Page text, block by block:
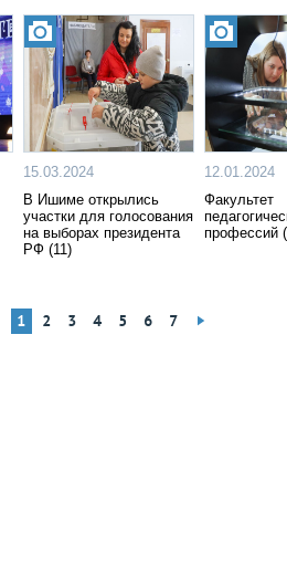
15.03.2024
В Ишиме открылись
участки для голосования
на выборах президента
РФ (11)
12.01.2024
Факультет
профессий
1 2 3 4 5 6 7